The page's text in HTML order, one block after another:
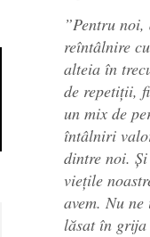
”Pentru
reîntâlnire
alteia în
de repetiții,
un mix de
întâlniri
dintre noi.
viețile
avem. Nu
lăsat în grija